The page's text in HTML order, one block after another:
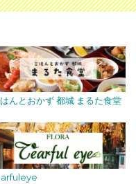
んとおかず 都城 まるた食堂